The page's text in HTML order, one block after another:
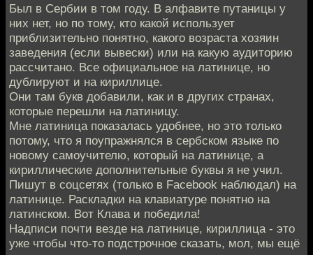
Был в Сербии в том году. В алфавите путаницы у
них нет, но по тому, кто какой использует
приблизительно понятно, какого возраста хозяин
заведения (если вывески) или на какую аудиторию
рассчитано. Все официальное на латинице, но
дублируют и на кириллице.
Они там букв добавили, как и в других странах,
которые перешли на латиницу.
Мне латиница показалась удобнее, но это только
потому, что я поупражнялся в сербском языке по
новому самоучителю, который на латинице, а
кириллические дополнительные буквы я не учил.
Пишут в соцсетях (только в Facebook наблюдал) на
латинице. Раскладки на клавиатуре понятно на
латинском. Вот Клава и победила!
Надписи почти везде на латинице, кириллица - это
уже чтобы что-то подстрочное сказать, мол, мы ещё